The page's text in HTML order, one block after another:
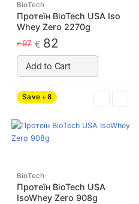
BioTech
Протеїн BioTech USA Iso
Whey Zero 2270g
€97 € 82
Add to Cart
Save € 8
BioTech
Протеїн BioTech USA
IsoWhey Zero 908g